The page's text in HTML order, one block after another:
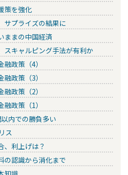
策を強化
プライズの結果に
まの中国経済
キャルピング手法が有利か
政策（4）
政策（3）
政策（2）
政策（1）
内での勝負多い
ス
利上げは？
認識から消化まで